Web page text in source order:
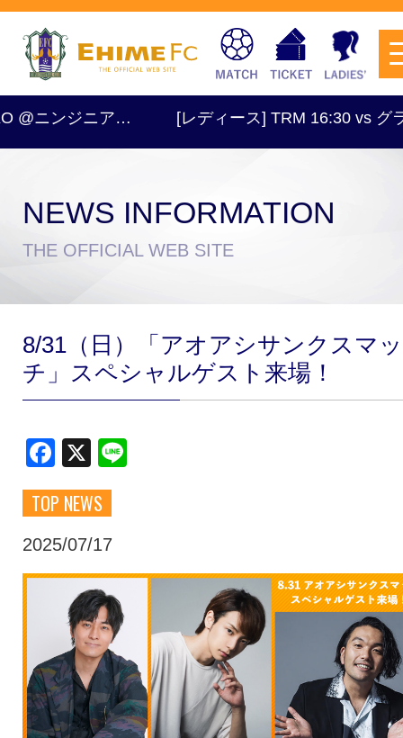
試合日程・結果 アクセス
スクール
ファンクラブ 試合を観戦
チケットを購入
トップチーム アカデミー
スポンサー グッズ
[レディース] TRM 16:30 vs グランドメリー ＠
NEWS INFORMATION
THE OFFICIAL WEB SITE
8/31（日）「アオアシサンクスマッ
チ」スペシャルゲスト来場！
Facebook
X
TOP NEWS
2025/07/17